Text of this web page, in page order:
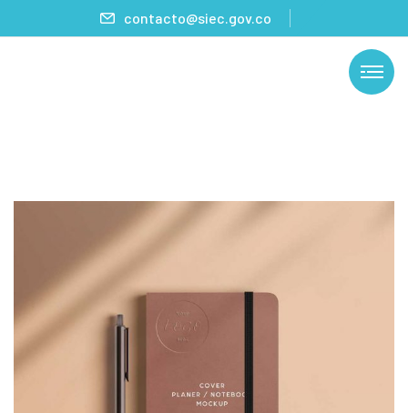
contacto@siec.gov.co